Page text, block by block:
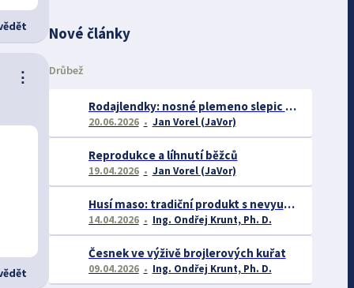
⋮
Nové články
Drůbež
Rodajlendky: nosné plemeno slepic vhodné pro začátečníky
20.06.2026 Jan Vorel (JaVor)
Reprodukce a líhnutí běžců
19.04.2026 Jan Vorel (JaVor)
Husí maso: tradiční produkt s nevyužitým potenciálem
14.04.2026 Ing. Ondřej Krunt, Ph. D.
Česnek ve výživě brojlerových kuřat
09.04.2026 Ing. Ondřej Krunt, Ph. D.